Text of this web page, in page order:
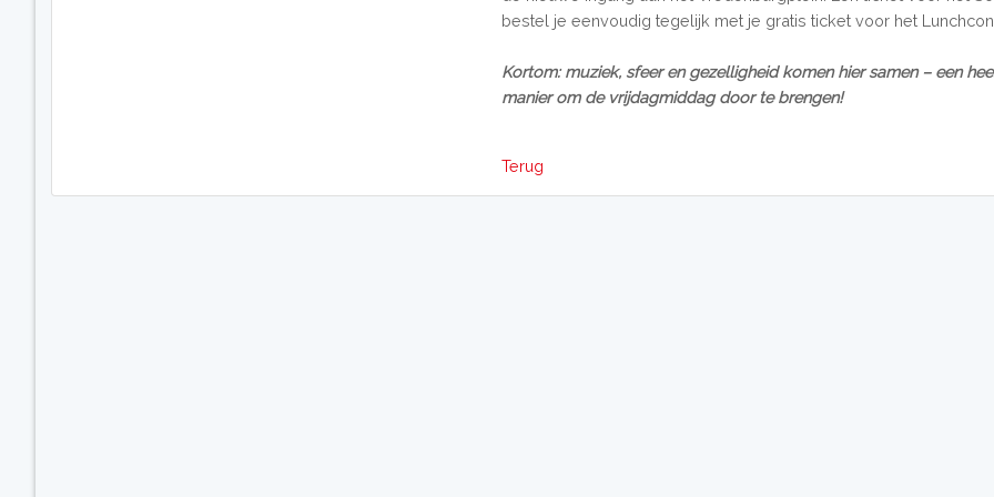
bestel je eenvoudig tegelijk met je gratis ticket voor het
Kortom: muziek, sfeer en gezelligheid komen hier samen – een
manier om de vrijdagmiddag door te brengen!
Terug